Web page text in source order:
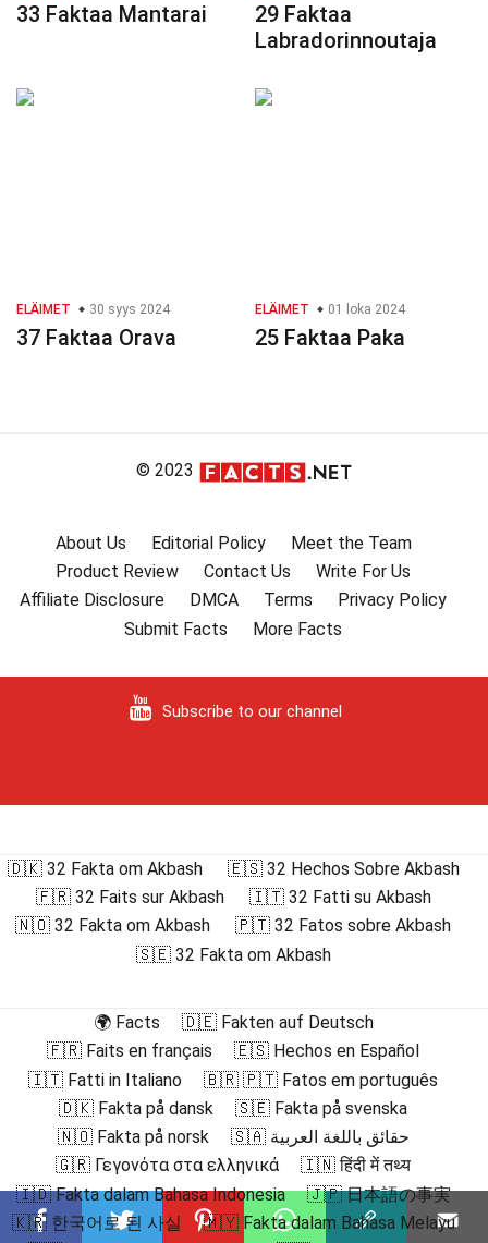
33 Faktaa Mantarai
29 Faktaa
Labradorinnoutaja
ELÄIMET 30 syys 2024
37 Faktaa Orava
ELÄIMET 01 loka 2024
25 Faktaa Paka
© 2023
About Us Editorial Policy
Meet the Team
Product Review
Contact Us
Write For Us
Affiliate Disclosure
DMCA Terms
Privacy Policy
Submit Facts
More Facts
Subscribe to our channel
🇩🇰 32 Fakta om Akbash
🇪🇸 32 Hechos Sobre Akbash
🇫🇷 32 Faits sur Akbash
🇮🇹 32 Fatti su Akbash
🇳🇴 32 Fakta om Akbash
🇵🇹 32 Fatos sobre Akbash
🇸🇪 32 Fakta om Akbash
🌍 Facts
🇩🇪 Fakten auf Deutsch
🇫🇷 Faits en français
🇪🇸 Hechos en Español
🇮🇹 Fatti in Italiano
🇧🇷 🇵🇹 Fatos em português
🇩🇰 Fakta på dansk
🇸🇪 Fakta på svenska
🇳🇴 Fakta på norsk
🇸🇦 حقائق باللغة العربية
🇬🇷 Γεγονότα στα ελληνικά
🇮🇳 हिंदी में तथ्य
🇮🇩 Fakta dalam Bahasa Indonesia
🇯🇵 日本語の事実
🇰🇷 한국어로 된 사실
🇲🇾 Fakta dalam Bahasa Melayu